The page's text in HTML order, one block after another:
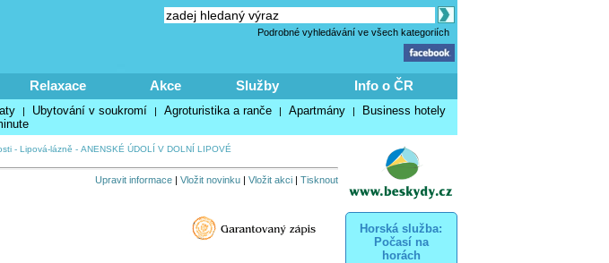
Podrobné vyhledávání ve všech kategoriích
Relaxace Akce Služby Info o ČR
| Ubytování v soukromí | Agroturistika a ranče | Apartmány | Business hotely
- Lipová-lázně - ANENSKÉ ÚDOLÍ V DOLNÍ LIPOVÉ
Upravit informace| Vložit novinku| Vložit akci| Tisknout
Horská služba:
Počasí na
horách